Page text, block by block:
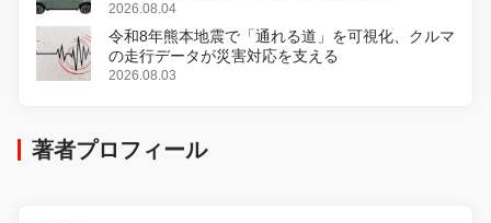
2026.08.04
令和8年熊本地震で「通れる道」を可視化、クルマ
の走行データが災害対応を支える
2026.08.03
著者プロフィール